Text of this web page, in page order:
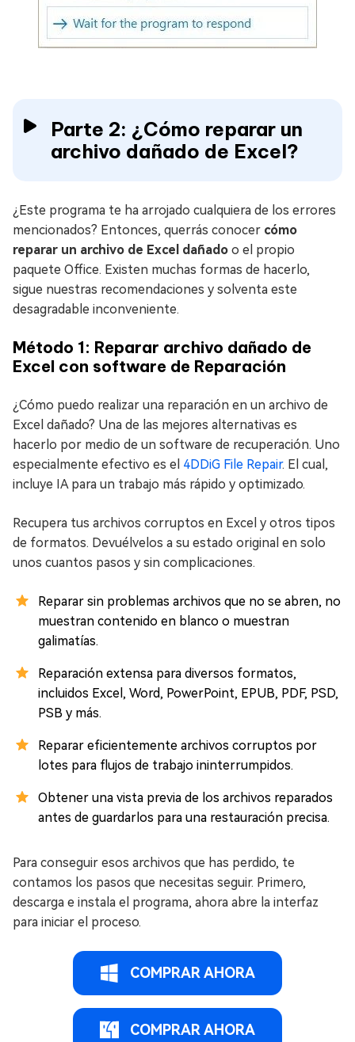
Parte 2: ¿Cómo reparar un
archivo dañado de Excel?
¿Este programa te ha arrojado cualquiera de los errores
mencionados? Entonces, querrás conocer cómo
reparar un archivo de Excel dañado o el propio
paquete Office. Existen muchas formas de hacerlo,
sigue nuestras recomendaciones y solventa este
desagradable inconveniente.
Método 1: Reparar archivo dañado de
Excel con software de Reparación
¿Cómo puedo realizar una reparación en un archivo de
Excel dañado? Una de las mejores alternativas es
hacerlo por medio de un software de recuperación. Uno
especialmente efectivo es el 4DDiG File Repair. El cual,
incluye IA para un trabajo más rápido y optimizado.
Recupera tus archivos corruptos en Excel y otros tipos
de formatos. Devuélvelos a su estado original en solo
unos cuantos pasos y sin complicaciones.
Reparar sin problemas archivos que no se abren, no
muestran contenido en blanco o muestran
galimatías.
Reparación extensa para diversos formatos,
incluidos Excel, Word, PowerPoint, EPUB, PDF, PSD,
PSB y más.
Reparar eficientemente archivos corruptos por
lotes para flujos de trabajo ininterrumpidos.
Obtener una vista previa de los archivos reparados
antes de guardarlos para una restauración precisa.
Para conseguir esos archivos que has perdido, te
contamos los pasos que necesitas seguir. Primero,
descarga e instala el programa, ahora abre la interfaz
para iniciar el proceso.
COMPRAR AHORA
COMPRAR AHORA